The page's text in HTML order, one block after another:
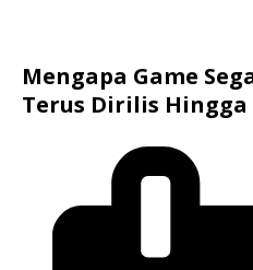
Mengapa Game
Terus Dirilis Hingga